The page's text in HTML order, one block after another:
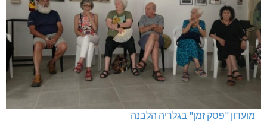
מועדון "פסק זמן" בגלריה הלבנה